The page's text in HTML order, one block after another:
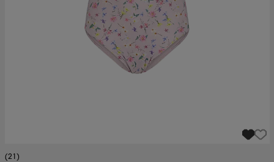
(21)